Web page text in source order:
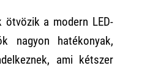
ötvözik a modern LED-
nagyon hatékonyak,
ami kétszer